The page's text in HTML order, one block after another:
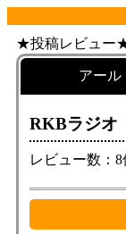
★投稿レビュー
アール
RKBラジオ
レビュー数：8